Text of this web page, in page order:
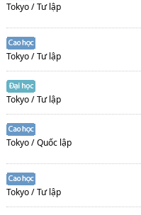
Tokyo / Tư lập
Tokyo / Tư lập
Tokyo / Tư lập
Tokyo / Quốc lập
Tokyo / Tư lập